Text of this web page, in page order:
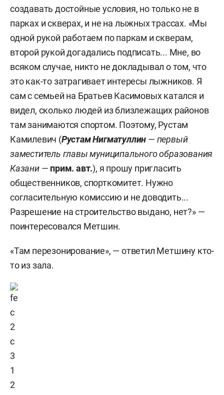
создавать достойные условия, но только не в
парках и скверах, и не на лыжных трассах. «Мы
одной рукой работаем по паркам и скверам,
второй рукой догадались подписать... Мне, во
всяком случае, никто не докладывал о том, что
это как-то затрагивает интересы лыжников. Я
сам с семьей на Братьев Касимовых катался и
видел, сколько людей из близлежащих районов
там занимаются спортом. Поэтому, Рустам
Камилевич (Рустам Нигматуллин — первый
заместитель главы муниципального образования
Казани— прим. авт.), я прошу пригласить
общественников, спорткомитет. Нужно
согласительную комиссию и не доводить...
Разрешение на строительство выдано, нет?» —
поинтересовался Метшин.
«Там перезонирование», — ответил Метшину кто-
то из зала.